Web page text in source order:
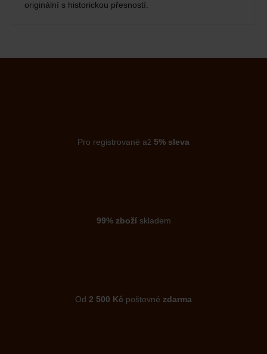
originální s historickou přesností.
Pro registrované až 5% sleva
99% zbožískladem
Od 2 500 Kč poštovné zdarma